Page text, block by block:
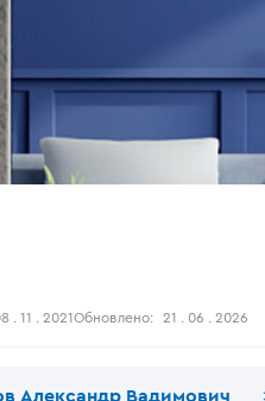
. 11 . 2021Обновлено: 21 . 06 . 2026
Александр Вадимович